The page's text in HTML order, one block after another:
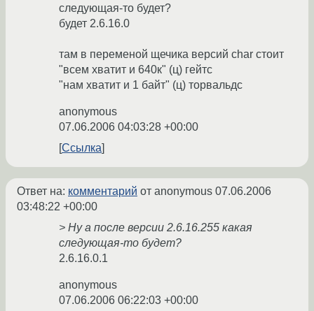
следующая-то будет?
будет 2.6.16.0
там в переменой щечика версий char стоит
"всем хватит и 640к" (ц) гейтс
"нам хватит и 1 байт" (ц) торвальдс
anonymous
07.06.2006 04:03:28 +00:00
Ссылка
Ответ на: комментарий от anonymous 07.06.2006
03:48:22 +00:00
> Ну а после версии 2.6.16.255 какая
следующая-то будет?
2.6.16.0.1
anonymous
07.06.2006 06:22:03 +00:00